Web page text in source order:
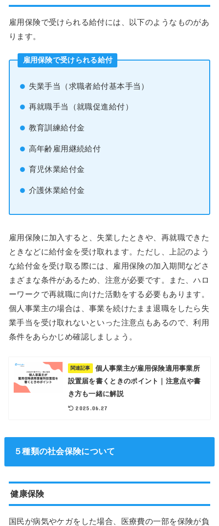
雇用保険で受けられる給付には、以下のようなものがあ
ります。
雇用保険で受けられる給付
失業手当（求職者給付基本手当）
再就職手当（就職促進給付）
教育訓練給付金
高年齢雇用継続給付
育児休業給付金
介護休業給付金
雇用保険に加入すると、失業したときや、再就職できた
ときなどに給付金を受け取れます。ただし、上記のよう
な給付金を受け取る際には、雇用保険の加入期間などさ
まざまな条件があるため、注意が必要です。また、ハロ
ーワークで再就職に向けた活動をする必要もあります。
個人事業主の場合は、事業を続けたまま退職をしたら失
業手当を受け取れないといった注意点もあるので、利用
条件をあらかじめ確認しましょう。
関連記事
個人事業主が雇用保険適用事業所
設置届を書くときのポイント｜注意点や書
き方も一緒に解説
2025.06.27
５種類の社会保険について
健康保険
国民が病気やケガをした場合、医療費の一部を保険が負